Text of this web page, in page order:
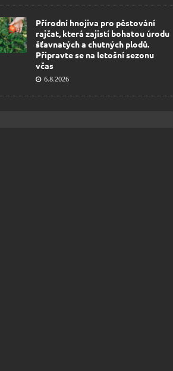
Přírodní hnojiva pro pěstování
rajčat, která zajistí bohatou úrodu
šťavnatých a chutných plodů.
Připravte se na letošní sezonu
včas
6.8.2026